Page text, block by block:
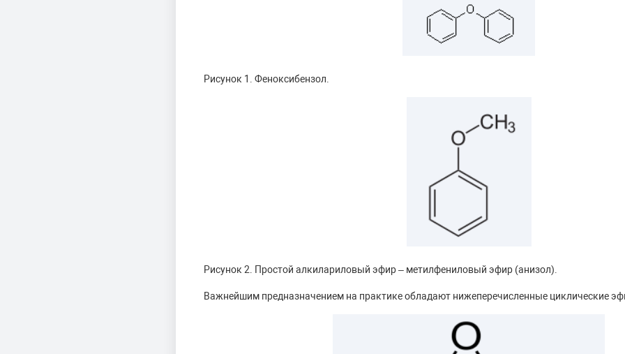
Рисунок 1. Феноксибензол.
Рисунок 2. Простой алкилариловый эфир – метилфениловый эфир (анизол).
Важнейшим предназначением на практике обладают нижеперечисленные циклические